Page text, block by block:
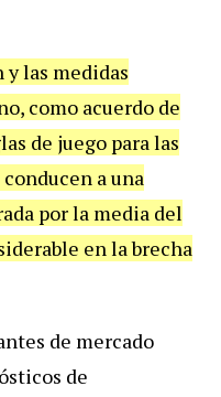
y las medidas
como acuerdo de
de juego para las
a una
por la media del
en la brecha
de mercado
de